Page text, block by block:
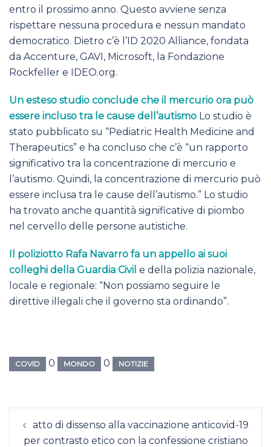
entro il prossimo anno. Questo avviene senza
rispettare nessuna procedura e nessun mandato
democratico. Dietro c’è l’ID 2020 Alliance, fondata
da Accenture, GAVI, Microsoft, la Fondazione
Rockfeller e IDEO.org.
Un esteso studio conclude che il mercurio ora può
essere incluso tra le cause dell’autismo Lo studio è
stato pubblicato su “Pediatric Health Medicine and
Therapeutics” e ha concluso che c’è “un rapporto
significativo tra la concentrazione di mercurio e
l’autismo. Quindi, la concentrazione di mercurio può
essere inclusa tra le cause dell’autismo.” Lo studio
ha trovato anche quantità significative di piombo
nel cervello delle persone autistiche.
Il poliziotto Rafa Navarro fa un appello ai suoi
colleghi della Guardia Civil e della polizia nazionale,
locale e regionale: “Non possiamo seguire le
direttive illegali che il governo sta ordinando”.
COVID 0 MONDO 0 NOTIZIE
Navigazione
articolo
atto di dissenso alla vaccinazione anticovid-19
per contrasto etico con la confessione cristiano